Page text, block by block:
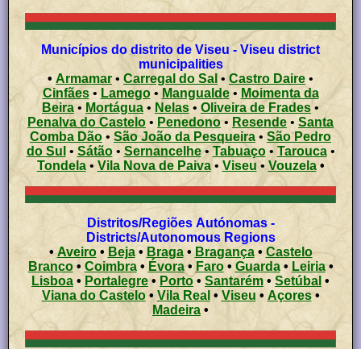
Municípios do distrito de Viseu - Viseu district
municipalities
• Armamar • Carregal do Sal • Castro Daire •
Cinfães• Lamego• Mangualde• Moimenta da
Beira • Mortágua • Nelas • Oliveira de Frades •
Penalva do Castelo • Penedono• Resende • Santa
Comba Dão • São João da Pesqueira • São Pedro
do Sul • Sátão• Sernancelhe• Tabuaço• Tarouca•
Tondela• Vila Nova de Paiva• Viseu• Vouzela •
Distritos/Regiões Autónomas -
Districts/Autonomous Regions
•Aveiro• Beja• Braga•Bragança• Castelo
Branco•Coimbra• Évora• Faro• Guarda• Leiria•
Lisboa • Portalegre • Porto • Santarém• Setúbal •
Viana do Castelo• Vila Real • Viseu • Açores•
Madeira •